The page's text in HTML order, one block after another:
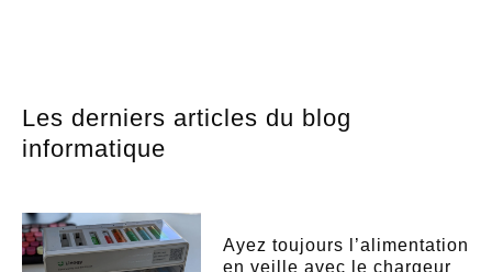
Les derniers articles du blog
informatique
Ayez toujours l’alimentation
en veille avec le chargeur